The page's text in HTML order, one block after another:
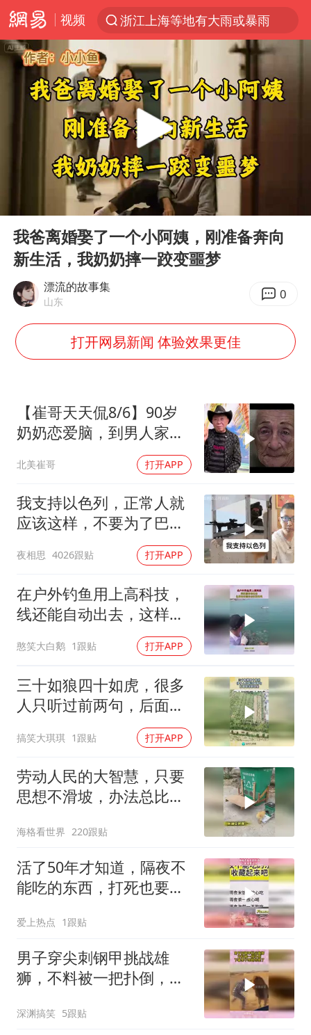
视频
浙江上海等地有大雨或暴雨
光影经济撬动暑期消费新蓝海
《欢迎来龙餐馆》口碑
情侣福建平潭拍日出时坠崖
杭州全市有序停课
直击东北超：哈尔滨vs通辽
香港宏福苑火灾或由烟头引起
白海豚将正面袭击贯穿浙江
郑丽文：台湾从来没有“独立”过
几元成本的AI广告导致千万市值蒸发
酒店回应车内过夜被收150元
上半年国内手机销量TOP30出炉
梁家辉百花奖演讲落泪
人民的健康、体质、幸福一脉相承
Play
我爸离婚娶了一个小阿姨，刚准备奔向
新生活，我奶奶摔一跤变噩梦
漂流的故事集
山东 0
打开网易新闻 体验效果更佳
【崔哥天天侃8/6】90岁
奶奶恋爱脑，到男人家索
北美崔哥 打开APP
我支持以色列，正常人就
应该这样，不要为了巴勒
夜相思 4026跟贴 打开APP
在户外钓鱼用上高科技，
线还能自动出去，这样的
憨笑大白鹅 1跟贴 打开APP
三十如狼四十如虎，很多
人只听过前两句，后面竟
搞笑大琪琪 1跟贴 打开APP
劳动人民的大智慧，只要
思想不滑坡，办法总比困
海格看世界 220跟贴
活了50年才知道，隔夜不
能吃的东西，打死也要记
爱上热点 1跟贴
男子穿尖刺钢甲挑战雄
狮，不料被一把扑倒，下
深渊搞笑 5跟贴